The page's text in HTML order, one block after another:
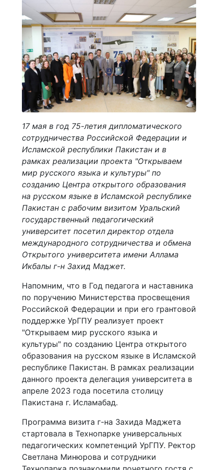
17 мая в год 75-летия дипломатического
сотрудничества Российской Федерации и
Исламской республики Пакистан и в
рамках реализации проекта "Открываем
мир русского языка и культуры" по
созданию Центра открытого образования
на русском языке в Исламской республике
Пакистан с рабочим визитом Уральский
государственный педагогический
университет посетил директор отдела
международного сотрудничества и обмена
Открытого университета имени Аллама
Икбалы г-н Захид Маджет.
Напомним, что в Год педагога и наставника
по поручению Министерства просвещения
Российской Федерации и при его грантовой
поддержке УрГПУ реализует проект
"Открываем мир русского языка и
культуры" по созданию Центра открытого
образования на русском языке в Исламской
республике Пакистан. В рамках реализации
данного проекта делегация университета в
апреле 2023 года посетила столицу
Пакистана г. Исламабад.
Программа визита г-на Захида Маджета
стартовала в Технопарке универсальных
педагогических компетенций УрГПУ. Ректор
Светлана Минюрова и сотрудники